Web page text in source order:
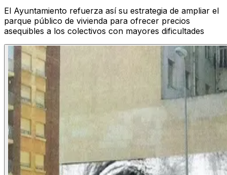
El Ayuntamiento refuerza así su estrategia de ampliar el
parque público de vivienda para ofrecer precios
asequibles a los colectivos con mayores dificultades